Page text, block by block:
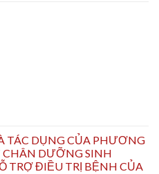
TÁC DỤNG CỦA PHƯƠNG
DƯỠNG SINH
TRỢ ĐIỀU TRỊ BỆNH CỦA